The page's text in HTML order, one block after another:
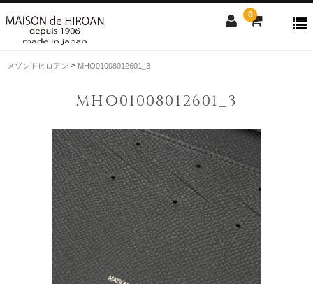
0
Shopping guide
CLOSE
メゾンドヒロアン > MHO01008012601_3
MHO01008012601_3